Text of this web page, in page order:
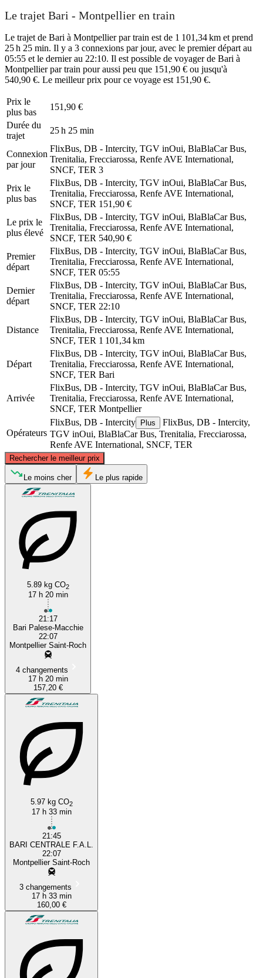
Le trajet Bari - Montpellier en train
Le trajet de Bari à Montpellier par train est de 1 101,34 km et prend
25 h 25 min. Il y a 3 connexions par jour, avec le premier départ au
05:55 et le dernier au 22:10. Il est possible de voyager de Bari à
Montpellier par train pour aussi peu que 151,90 € ou jusqu'à
540,90 €. Le meilleur prix pour ce voyage est 151,90 €.
Prix ​​le
plus bas
151,90 €
Durée du
trajet
25 h 25 min
Connexion
par jour
FlixBus, DB - Intercity, TGV inOui, BlaBlaCar Bus,
Trenitalia, Frecciarossa, Renfe AVE International,
SNCF, TER 3
Prix ​​le
plus bas
FlixBus, DB - Intercity, TGV inOui, BlaBlaCar Bus,
Trenitalia, Frecciarossa, Renfe AVE International,
SNCF, TER 151,90 €
Le prix le
plus élevé
FlixBus, DB - Intercity, TGV inOui, BlaBlaCar Bus,
Trenitalia, Frecciarossa, Renfe AVE International,
SNCF, TER 540,90 €
Premier
départ
FlixBus, DB - Intercity, TGV inOui, BlaBlaCar Bus,
Trenitalia, Frecciarossa, Renfe AVE International,
SNCF, TER 05:55
Dernier
départ
FlixBus, DB - Intercity, TGV inOui, BlaBlaCar Bus,
Trenitalia, Frecciarossa, Renfe AVE International,
SNCF, TER 22:10
Distance
FlixBus, DB - Intercity, TGV inOui, BlaBlaCar Bus,
Trenitalia, Frecciarossa, Renfe AVE International,
SNCF, TER 1 101,34 km
Départ
FlixBus, DB - Intercity, TGV inOui, BlaBlaCar Bus,
Trenitalia, Frecciarossa, Renfe AVE International,
SNCF, TER Bari
Arrivée
FlixBus, DB - Intercity, TGV inOui, BlaBlaCar Bus,
Trenitalia, Frecciarossa, Renfe AVE International,
SNCF, TER Montpellier
Opérateurs
FlixBus, DB - Intercity Plus
FlixBus, DB - Intercity,
TGV inOui, BlaBlaCar Bus, Trenitalia, Frecciarossa,
Renfe AVE International, SNCF, TER
Rechercher le meilleur prix
©CARTO, © OpenStreetMap
Le moins cher Le plus rapide
5.89 kg CO2
17 h 20 min
21:17
Bari Palese-Macchie
22:07
Montpellier Saint-Roch
4 changements
17 h 20 min
157,20 €
5.97 kg CO2
17 h 33 min
21:45
BARI CENTRALE F.A.L.
22:07
Montpellier Saint-Roch
3 changements
17 h 33 min
160,00 €